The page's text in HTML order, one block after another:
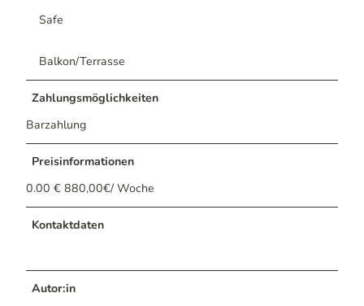
Safe
Balkon/Terrasse
Zahlungsmöglichkeiten
Barzahlung
Preisinformationen
0.00 € 880,00€/ Woche
Kontaktdaten
Autor:in